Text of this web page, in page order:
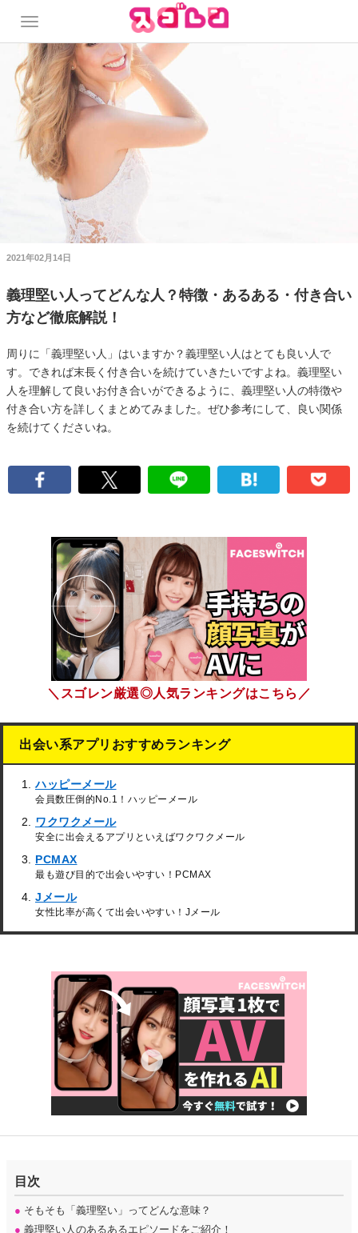
2021年02月14日
義理堅い人ってどんな人？特徴・あるある・付き合い
方など徹底解説！
周りに「義理堅い人」はいますか？義理堅い人はとても良い人で
す。できれば末長く付き合いを続けていきたいですよね。義理堅い
人を理解して良いお付き合いができるように、義理堅い人の特徴や
付き合い方を詳しくまとめてみました。ぜひ参考にして、良い関係
を続けてくださいね。
＼スゴレン厳選◎人気ランキングはこちら／
出会い系アプリおすすめランキング
ハッピーメール
会員数圧倒的No.1！ハッピーメール
ワクワクメール
安全に出会えるアプリといえばワクワクメール
PCMAX
最も遊び目的で出会いやすい！PCMAX
Jメール
女性比率が高くて出会いやすい！Jメール
目次
● そもそも「義理堅い」ってどんな意味？
● 義理堅い人のあるあるエピソードをご紹介！